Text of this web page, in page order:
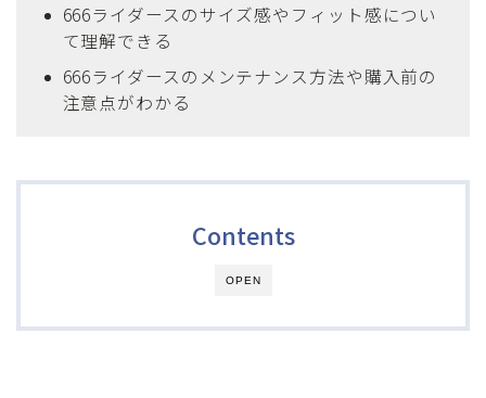
666ライダースのサイズ感やフィット感につい
て理解できる
666ライダースのメンテナンス方法や購入前の
注意点がわかる
OPEN
Contents